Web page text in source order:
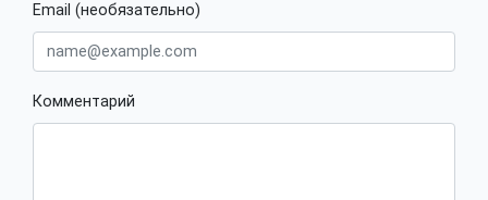
Email (необязательно)
Комментарий